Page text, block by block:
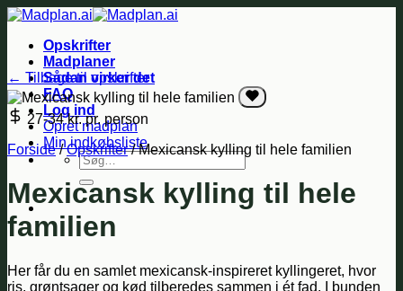
Fortsæt
indholdOpskrifter
Madplaner
Sådan virker det
FAQ
Log ind
Opret madplan
Min indkøbsliste
Søg
efter:
← Tilbage til opskrifter
27-34 kr. pr. person
Forside/Opskrifter/Mexicansk kylling til hele familien
Mexicansk kylling til hele
familien
Her får du en samlet mexicansk-inspireret kyllingeret, hvor
ris, grøntsager og kød tilberedes sammen i ét fad. I bunden